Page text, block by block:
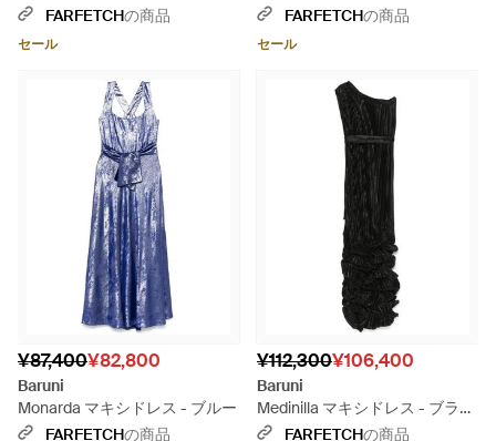
FARFETCHの商品
セール
ト
FARFETCHの商品
セール
¥87,400¥82,800
Baruni
Monarda マキシドレス - ブルー
FARFETCHの商品
¥112,300¥106,400
Baruni
Medinilla マキシドレス - ブラッ
ク
FARFETCHの商品